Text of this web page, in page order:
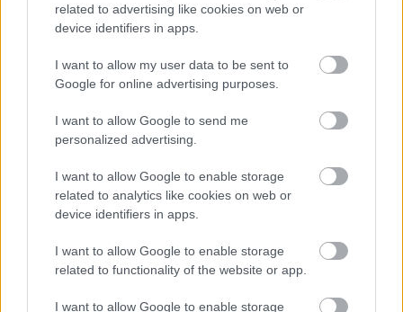
related to advertising like cookies on web or
device identifiers in apps.
I want to allow my user data to be sent to
Google for online advertising purposes.
I want to allow Google to send me
personalized advertising.
I want to allow Google to enable storage
related to analytics like cookies on web or
device identifiers in apps.
I want to allow Google to enable storage
related to functionality of the website or app.
I want to allow Google to enable storage
A bejegyzés megtekintése az Instagramon
Balogh Tamás